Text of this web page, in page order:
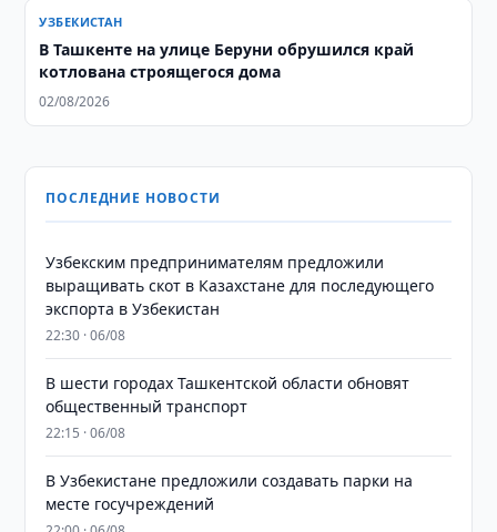
УЗБЕКИСТАН
В Ташкенте на улице Беруни обрушился край
котлована строящегося дома
02/08/2026
ПОСЛЕДНИЕ НОВОСТИ
Узбекским предпринимателям предложили
выращивать скот в Казахстане для последующего
экспорта в Узбекистан
22:30 · 06/08
В шести городах Ташкентской области обновят
общественный транспорт
22:15 · 06/08
В Узбекистане предложили создавать парки на
месте госучреждений